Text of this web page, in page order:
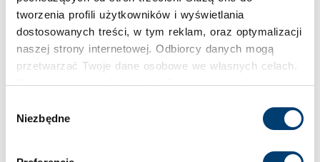
tworzenia profili użytkowników i wyświetlania
dostosowanych treści, w tym reklam, oraz optymalizacji
naszej strony internetowej. Odbiorcy danych mogą
przetwarzać Twoje dane osobowe we własnych celach.
Używamy pewnych technologii w oparciu o równowagę
zgody
Niezbędne
I
Limit wartości chronionej w domu
Limit wartości chronionej w firmie